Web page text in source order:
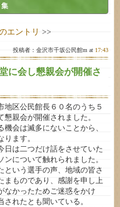
集
エントリ >>
投稿者：金沢市千坂公民館m at 17:43
に会し懇親会が開催さ
地区公民館長６０名のうち５
親会が開催されました。
会は滅多にないことから、
ます。
日は二つだけ話をさせていた
について触れられました。
という選手の声、地域の皆さ
まものであり、感謝を申し上
なかったためご迷惑をかけ
れたとも聞いている。